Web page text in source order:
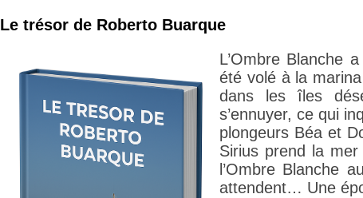
Le trésor de Roberto Buarque
L’Ombre Blanche
été volé à la
dans les îles
s’ennuyer, ce qui
plongeurs Béa et
Sirius prend la
l’Ombre Blanche
attendent… Une